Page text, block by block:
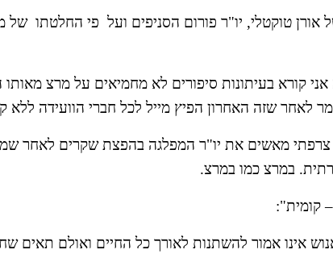
לאחר שזה האחרון הפיץ מייל לכל חברי הוועידה ללא
במרצ כמו במרצ.
קומית":
אינו אמור להשתנות לאורך כל החיים ואולם תאים